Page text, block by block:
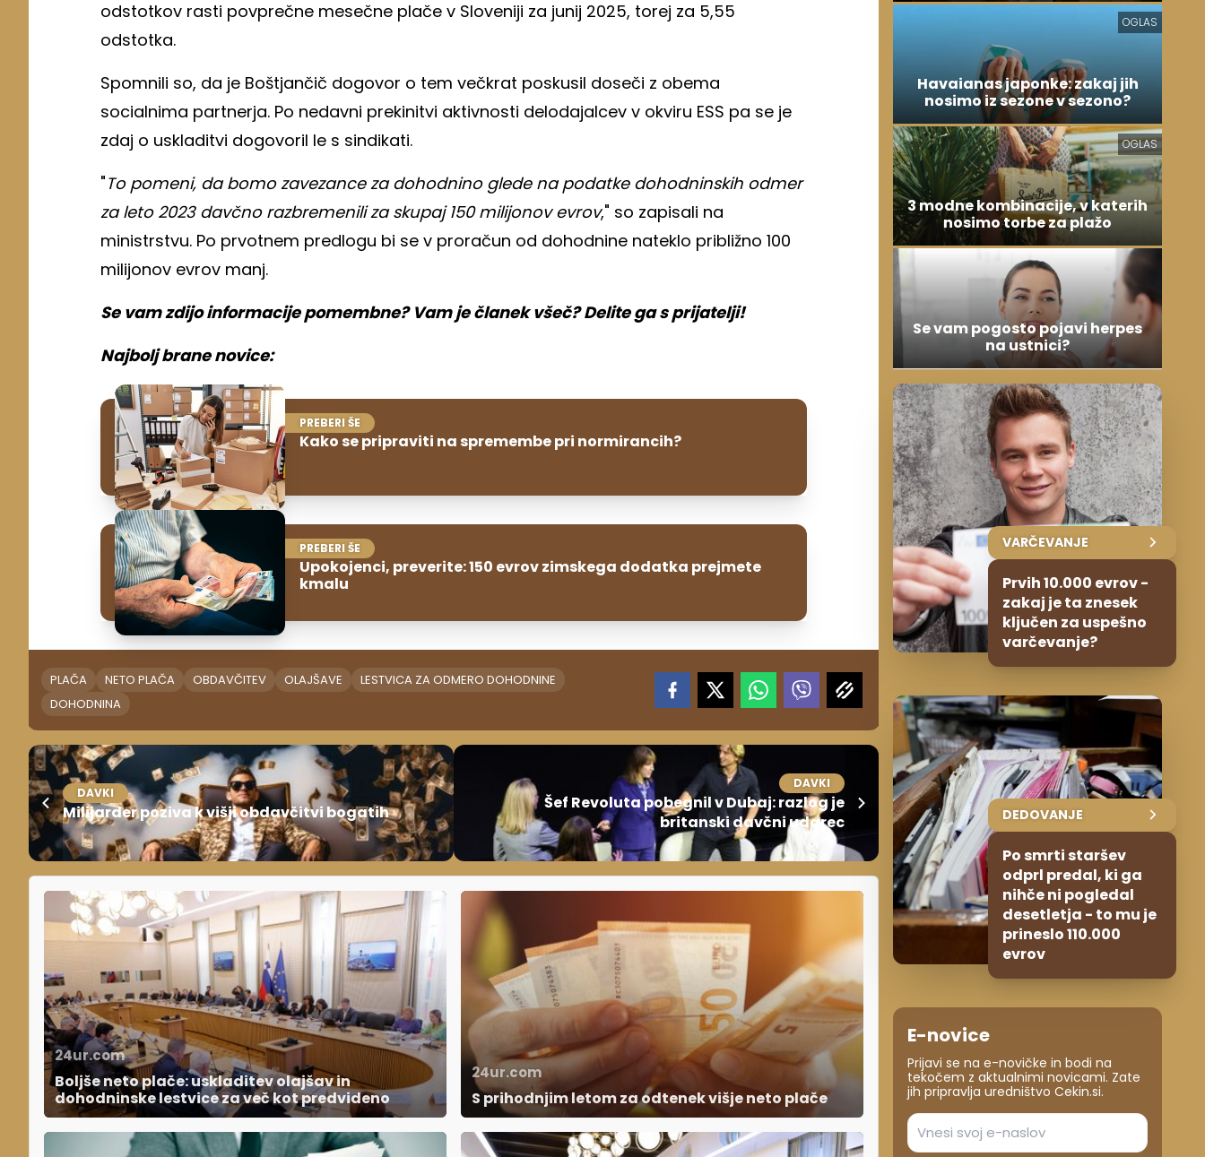
odstotkov rasti povprečne mesečne plače v Sloveniji za junij 2025, torej za 5,55
odstotka.
Spomnili so, da je Boštjančič dogovor o tem večkrat poskusil doseči z obema
socialnima partnerja. Po nedavni prekinitvi aktivnosti delodajalcev v okviru ESS pa se je
zdaj o uskladitvi dogovoril le s sindikati.
"To pomeni, da bomo zavezance za dohodnino glede na podatke dohodninskih odmer
za leto 2023 davčno razbremenili za skupaj 150 milijonov evrov," so zapisali na
ministrstvu. Po prvotnem predlogu bi se v proračun od dohodnine nateklo približno 100
milijonov evrov manj.
Se vam zdijo informacije pomembne? Vam je članek všeč? Delite ga s prijatelji!
Najbolj brane novice:
PREBERI ŠE
Kako se pripraviti na spremembe pri normirancih?
PREBERI ŠE
Upokojenci, preverite: 150 evrov zimskega dodatka prejmete
kmalu
PLAČA NETO PLAČA OBDAVČITEV OLAJŠAVE
LESTVICA ZA ODMERO DOHODNINE
DOHODNINA
DAVKI
Milijarder poziva k višji obdavčitvi bogatih
DAVKI
Šef Revoluta pobegnil v Dubaj: razlog je
britanski davčni udarec
24ur.com
Boljše neto plače: uskladitev olajšav in
dohodninske lestvice za več kot predvideno
24ur.com
S prihodnjim letom za odtenek višje neto plače
OGLAS
Havaianas japonke: zakaj jih
nosimo iz sezone v sezono?
OGLAS
3 modne kombinacije, v katerih
nosimo torbe za plažo
Se vam pogosto pojavi herpes
na ustnici?
VARČEVANJE
Prvih 10.000 evrov -
zakaj je ta znesek
ključen za uspešno
varčevanje?
DEDOVANJE
Po smrti staršev
odprl predal, ki ga
nihče ni pogledal
desetletja - to mu je
prineslo 110.000
evrov
E-novice
Prijavi se na e-novičke in bodi na
tekočem z aktualnimi novicami. Zate
jih pripravlja uredništvo Cekin.si.